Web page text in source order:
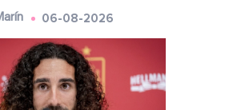
06-08-2026